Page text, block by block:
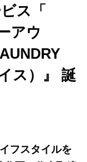
ス「
アウ
ス）』 誕
フスタイルを